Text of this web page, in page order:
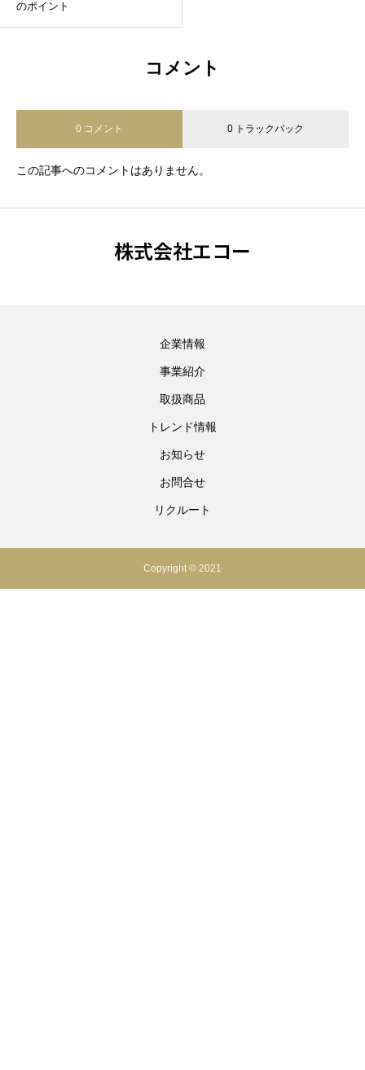
のポイント
コメント
0 コメント 0 トラックバック
この記事へのコメントはありません。
株式会社エコー
企業情報
事業紹介
取扱商品
トレンド情報
お知らせ
お問合せ
リクルート
Copyright © 2021